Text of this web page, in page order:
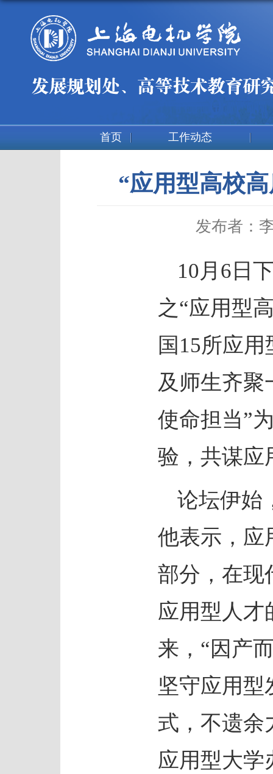
首页 工作动态
“应用型高校
发布者：
10月6日
之“应用型
国15所应
及师生齐聚
使命担当”
验，共谋应
论坛伊始
他表示，应
部分，在现
应用型人才
来，“因产
坚守应用型
式，不遗余
应用型大学